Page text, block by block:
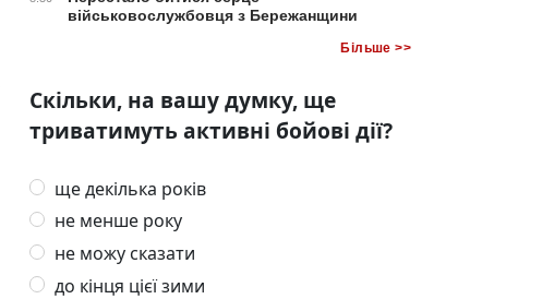
військовослужбовця з Бережанщини
Більше >>
Скільки, на вашу думку, ще
триватимуть активні бойові дії?
ще декілька років
не менше року
не можу сказати
до кінця цієї зими